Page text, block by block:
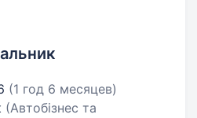
(1 год 6 месяцев)
(Автобізнес та